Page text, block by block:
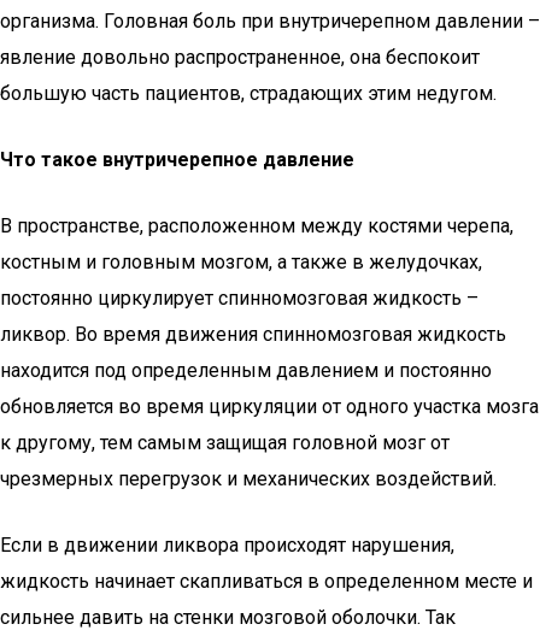
организма. Головная боль при внутричерепном давлении –
явление довольно распространенное, она беспокоит
большую часть пациентов, страдающих этим недугом.
Что такое внутричерепное давление
В пространстве, расположенном между костями черепа,
костным и головным мозгом, а также в желудочках,
постоянно циркулирует спинномозговая жидкость –
ликвор. Во время движения спинномозговая жидкость
находится под определенным давлением и постоянно
обновляется во время циркуляции от одного участка мозга
к другому, тем самым защищая головной мозг от
чрезмерных перегрузок и механических воздействий.
Если в движении ликвора происходят нарушения,
жидкость начинает скапливаться в определенном месте и
сильнее давить на стенки мозговой оболочки. Так